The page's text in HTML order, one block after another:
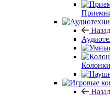
Назад
Назад